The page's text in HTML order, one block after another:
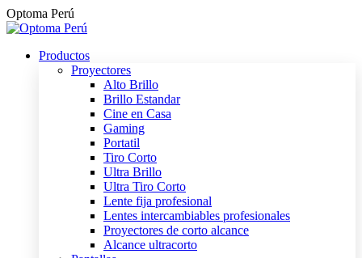
Saltar
al
Optoma Perú
Productos
Proyectores
Alto Brillo
Brillo Estandar
Cine en Casa
Gaming
Portatil
Tiro Corto
Ultra Brillo
Ultra Tiro Corto
Lente fija profesional
Lentes intercambiables profesionales
Proyectores de corto alcance
Alcance ultracorto